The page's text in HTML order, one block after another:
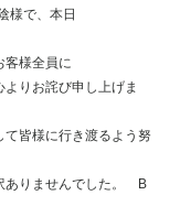
様で、本日
客様全員に
りお詫び申し上げま
て皆様に行き渡るよう努
りませんでした。    B